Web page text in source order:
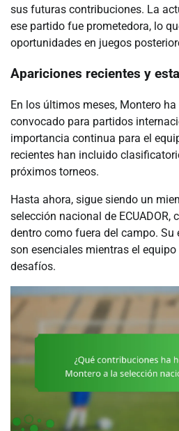
sus futuras contribuciones. La
ese partido fue prometedora, lo
oportunidades en juegos
Apariciones recientes y
En los últimos meses, Montero
convocado para partidos
importancia continua para el
recientes han incluido
próximos torneos.
Hasta ahora, sigue siendo un
selección nacional de ECUADOR,
dentro como fuera del campo. Su
son esenciales mientras el
desafíos.